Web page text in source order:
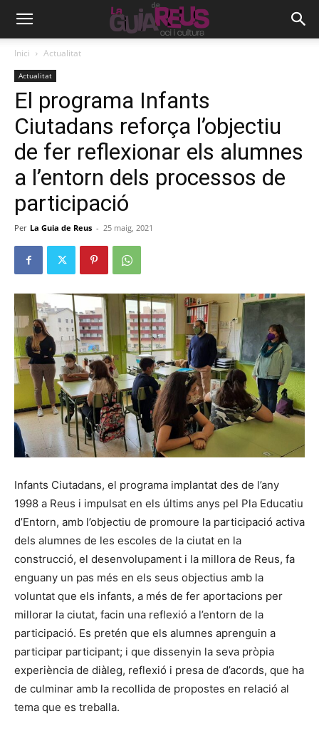
Inici Actualitat
Actualitat
El programa Infants
Ciutadans reforça l’objectiu
de fer reflexionar els alumnes
a l’entorn dels processos de
participació
Per La Guia de Reus - 25 maig, 2021
Infants Ciutadans, el programa implantat des de l’any
1998 a Reus i impulsat en els últims anys pel Pla Educatiu
d’Entorn, amb l’objectiu de promoure la participació activa
dels alumnes de les escoles de la ciutat en la
construcció, el desenvolupament i la millora de Reus, fa
enguany un pas més en els seus objectius amb la
voluntat que els infants, a més de fer aportacions per
millorar la ciutat, facin una reflexió a l’entorn de la
participació. Es pretén que els alumnes aprenguin a
participar participant; i que dissenyin la seva pròpia
experiència de diàleg, reflexió i presa de d’acords, que ha
de culminar amb la recollida de propostes en relació al
tema que es treballa.